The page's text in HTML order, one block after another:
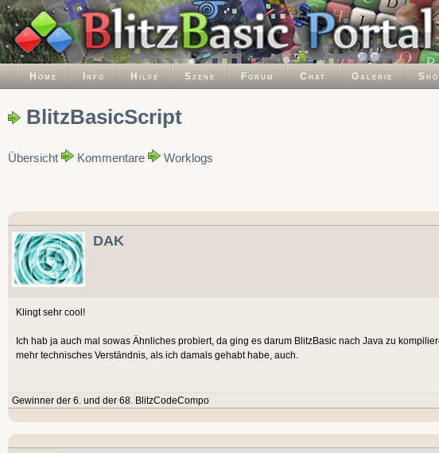
Home Info Hilfe Szene Forum Chat Galerie
BlitzBasicScript
Übersicht Kommentare Worklogs
DAK
Klingt sehr cool!
Ich hab ja auch mal sowas Ähnliches probiert, da ging es darum BlitzBasic nach Java zu
mehr technisches Verständnis, als ich damals gehabt habe, auch.
Gewinner der 6. und der 68. BlitzCodeCompo